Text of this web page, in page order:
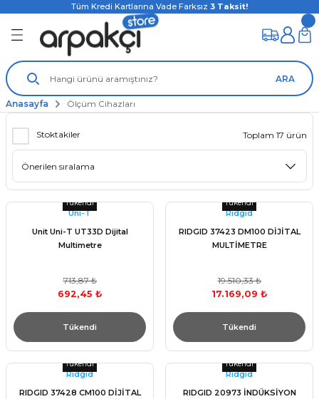
Tüm Kredi Kartlarına Vade Farksız 3 Taksit!
ARA
Anasayfa Ölçüm Cihazları
Stoktakiler Toplam 17 ürün
Tükendi
Unı-T
Unit Uni-T UT33D Dijital
Multimetre
713,87 ₺
692,45 ₺
Tükendi
Tükendi
Rıdgıd
RIDGID 37423 DM100 DİJİTAL
MULTİMETRE
19.510,33 ₺
17.169,09 ₺
Tükendi
Tükendi
Rıdgıd
RIDGID 37428 CM100 DİJİTAL
Tükendi
Rıdgıd
RIDGID 20973 İNDÜKSİYON